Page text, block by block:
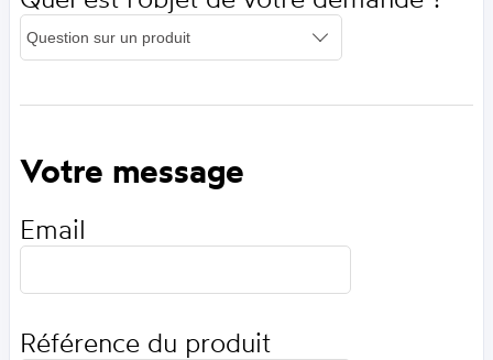
Votre message
Email
Référence du produit